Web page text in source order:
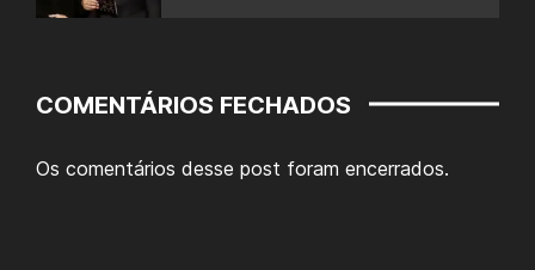
COMENTÁRIOS FECHADOS
Os comentários desse post foram encerrados.